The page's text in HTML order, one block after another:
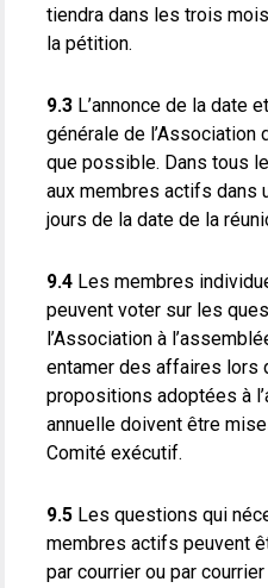
tiendra dans les trois
la pétition.
9.3 L’annonce de la date
générale de
que possible. Dans tous
aux membres actifs dans
jours de la date de la
9.4 Les membres
peuvent voter sur les
l’Association à
entamer des affaires lors
propositions adoptées à
annuelle doivent être
Comité exécutif.
9.5 Les questions qui
membres actifs peuvent
par courrier ou par